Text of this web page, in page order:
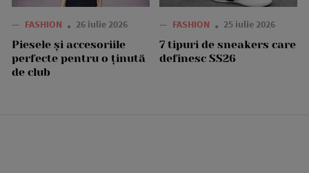
— FASHION 26 iulie 2026
Piesele și accesoriile
perfecte pentru o ținută
de club
— FASHION 25 iulie 2026
7 tipuri de sneakers care
definesc SS26